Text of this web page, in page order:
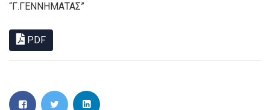
“Γ.ΓΕΝΝΗΜΑΤΑΣ”
PDF